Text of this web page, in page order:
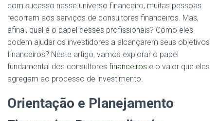
com sucesso nesse universo financeiro, muitas pessoas
recorrem aos serviços de consultores financeiros. Mas,
afinal, qual é o papel desses profissionais? Como eles
podem ajudar os investidores a alcançarem seus objetivos
financeiros? Neste artigo, vamos explorar o papel
fundamental dos consultores financeiros e o valor que eles
agregam ao processo de investimento.
Orientação e Planejamento